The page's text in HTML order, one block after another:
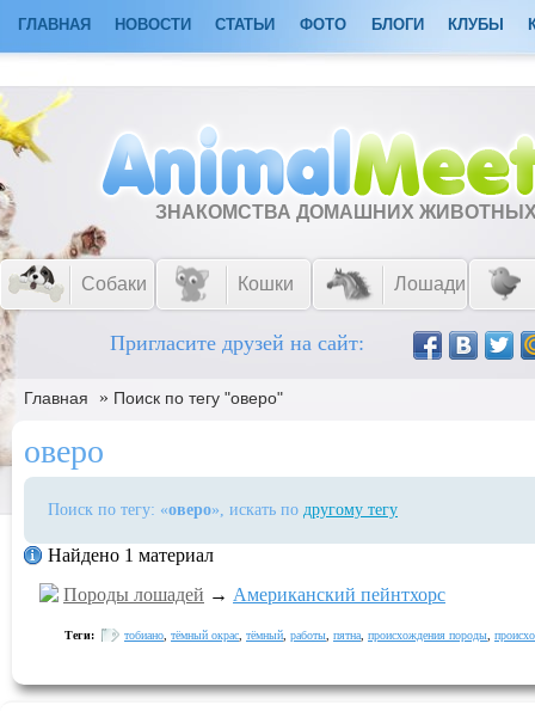
ГЛАВНАЯ НОВОСТИ СТАТЬИ ФОТО БЛОГИ КЛУБЫ
ЗНАКОМСТВА ДОМАШНИХ
Собаки Кошки Лошади
Пригласите друзей на сайт:
Главная » Поиск по тегу "оверо"
оверо
Поиск по тегу: «оверо», искать по другому тегу
Найдено 1 материал
Породы лошадей → Американский пейнтхорс
Теги: тобиано тёмный окрас тёмный работы пятна происхождения породы